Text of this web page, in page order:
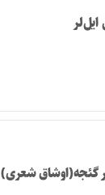
ایل‌لر
گئجه(اوشاق شعری)